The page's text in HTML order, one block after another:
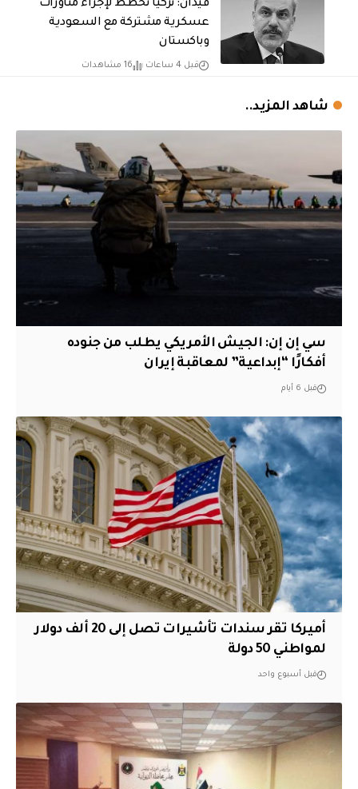
فيدان: تركيا تخطط لإجراء مناورات
عسكرية مشتركة مع السعودية
وباكستان
قبل 4 ساعات 16 مشاهدات
شاهد المزيد..
سي إن إن: الجيش الأمريكي يطلب من جنوده
أفكارًا “إبداعية” لمعاقبة إيران
قبل 6 أيام
أميركا تقر سندات تأشيرات تصل إلى 20 ألف دولار
لمواطني 50 دولة
قبل أسبوع واحد